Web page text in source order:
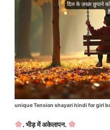
unique Tension shayari hindi for girl
. भीड़ में अकेलापन.